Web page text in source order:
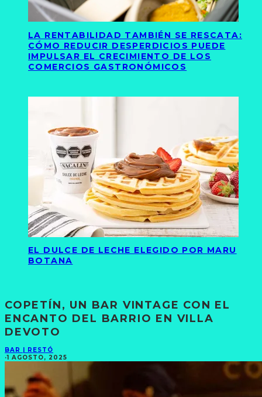
LA RENTABILIDAD TAMBIÉN SE RESCATA:
CÓMO REDUCIR DESPERDICIOS PUEDE
IMPULSAR EL CRECIMIENTO DE LOS
COMERCIOS GASTRONÓMICOS
EL DULCE DE LECHE ELEGIDO POR MARU
BOTANA
COPETÍN, UN BAR VINTAGE CON EL
ENCANTO DEL BARRIO EN VILLA
DEVOTO
BAR | RESTÓ
·1 AGOSTO, 2025